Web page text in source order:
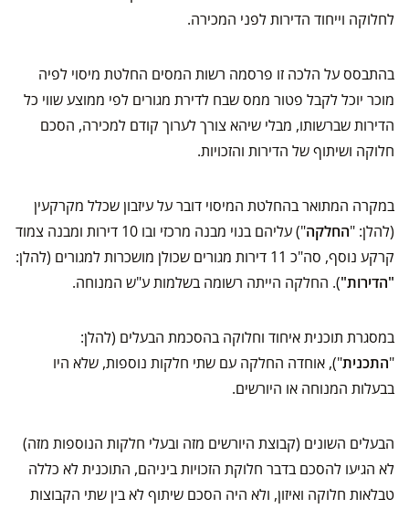
לחלוקה וייחוד הדירות לפני המכירה.
בהתבסס על הלכה זו פרסמה רשות המסים החלטת מיסוי לפיה
מוכר יוכל לקבל פטור ממס שבח לדירת מגורים לפי ממוצע שווי כל
הדירות שברשותו, מבלי שיהא צורך לערוך קודם למכירה, הסכם
חלוקה ושיתוף של הדירות והזכויות.
במקרה המתואר בהחלטת המיסוי דובר על עיזבון שכלל מקרקעין
(להלן: "החלקה
") עליהם בנוי מבנה מרכזי ובו 10 דירות ומבנה צמוד
קרקע נוסף, סה"כ 11 דירות מגורים שכולן מושכרות למגורים (להלן:
"הדירות"). החלקה הייתה רשומה בשלמות ע"ש המנוחה.
במסגרת תוכנית איחוד וחלוקה בהסכמת הבעלים (להלן:
"התכנית"), אוחדה החלקה עם שתי חלקות נוספות, שלא היו
בבעלות המנוחה או היורשים.
הבעלים השונים (קבוצת היורשים מזה ובעלי חלקות הנוספות מזה)
לא הגיעו להסכם בדבר חלוקת הזכויות ביניהם, התוכנית לא כללה
טבלאות חלוקה ואיזון, ולא היה הסכם שיתוף לא בין שתי הקבוצות